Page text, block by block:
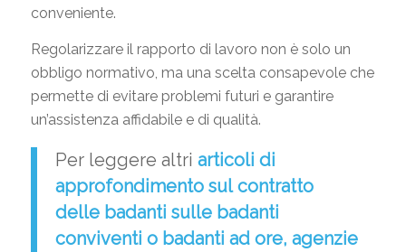
conveniente.
Regolarizzare il rapporto di lavoro non è solo un
obbligo normativo, ma una scelta consapevole che
permette di evitare problemi futuri e garantire
un’assistenza affidabile e di qualità.
Per leggere altri articoli di
approfondimento sulcontratto
delle badanti sulle badanti
conviventi o badanti ad ore, agenzie